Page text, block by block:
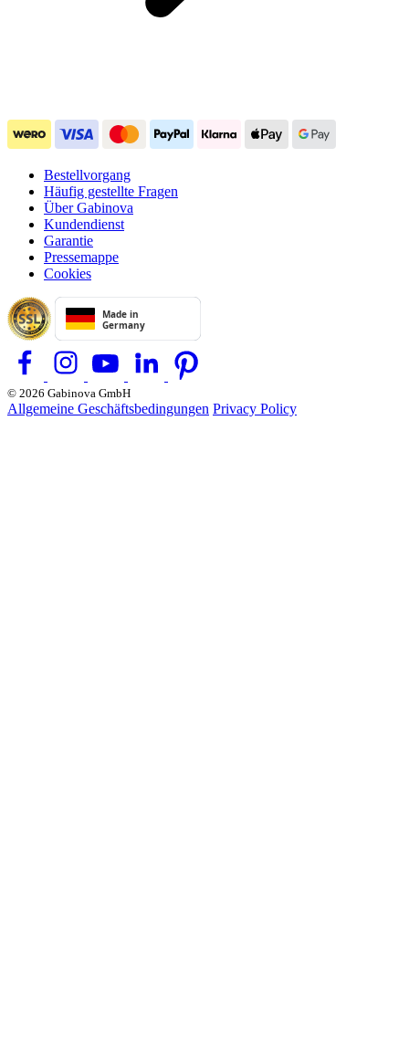
Bestellvorgang
Häufig gestellte Fragen
Über Gabinova
Kundendienst
Garantie
Pressemappe
Cookies
© 2026 Gabinova GmbH
Allgemeine Geschäftsbedingungen Privacy Policy